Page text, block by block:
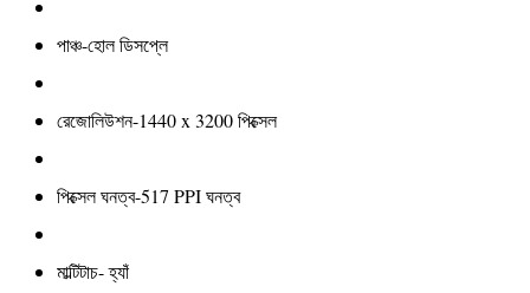
পাঞ্চ-হোল ডিসপ্লে
রেজোলিউশন-1440 x 3200 পিক্সেল
পিক্সেল ঘনত্ব-517 PPI ঘনত্ব
মাল্টিটাচ- হ্যাঁ